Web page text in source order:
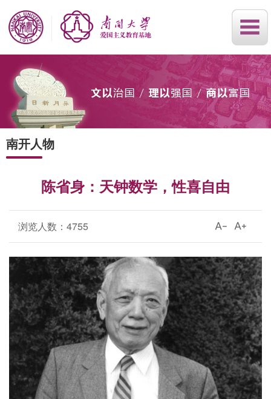
南开人物
陈省身：天钟数学，性喜自由
浏览人数： 4755